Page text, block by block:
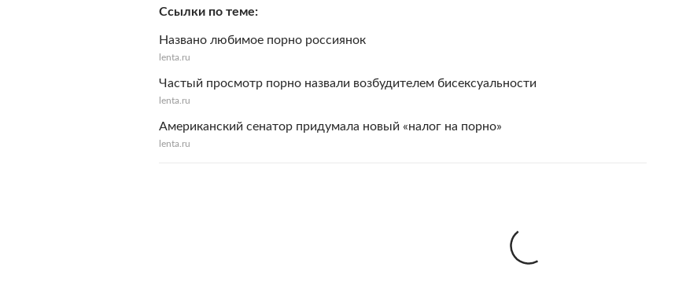
Ссылки по теме
Названо любимое порно россиянок
lenta.ru
Частый просмотр порно назвали возбудителем бисексуальности
lenta.ru
Американский сенатор придумала новый «налог на порно»
lenta.ru